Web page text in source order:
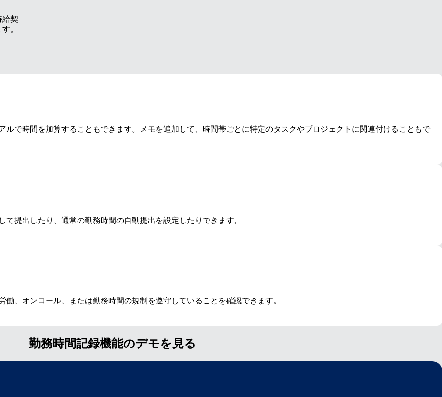
給契
。
ルで時間を加算することもできます。メモを追加して、時間帯ごとに特定のタスクやプロジェクトに関連付けることもで
提出したり、通常の勤務時間の自動提出を設定したりできます。
、オンコール、または勤務時間の規制を遵守していることを確認できます。
勤務時間記録機能のデモを見る